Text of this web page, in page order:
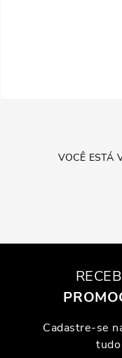
VOCÊ ESTÁ
Cadastre-se